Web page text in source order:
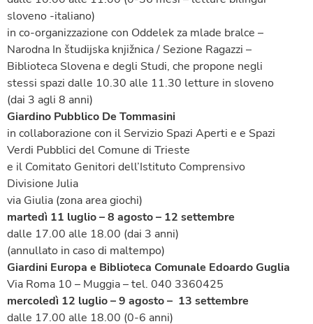
sloveno -italiano)
in co-organizzazione con Oddelek za mlade bralce –
Narodna In študijska knjižnica / Sezione Ragazzi –
Biblioteca Slovena e degli Studi, che propone negli
stessi spazi dalle 10.30 alle 11.30 letture in sloveno
(dai 3 agli 8 anni)
Giardino Pubblico De Tommasini
in collaborazione con il Servizio Spazi Aperti e e Spazi
Verdi Pubblici del Comune di Trieste
e il Comitato Genitori dell’Istituto Comprensivo
Divisione Julia
via Giulia (zona area giochi)
martedì 11 luglio – 8 agosto – 12 settembre
dalle 17.00 alle 18.00 (dai 3 anni)
(annullato in caso di maltempo)
Giardini Europa e Biblioteca Comunale Edoardo Guglia
Via Roma 10 – Muggia – tel. 040 3360425
mercoledì 12 luglio – 9 agosto – 13 settembre
dalle 17.00 alle 18.00 (0-6 anni)